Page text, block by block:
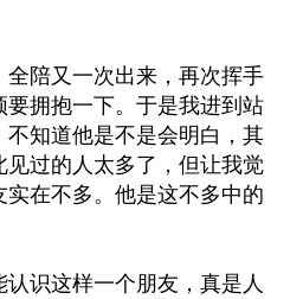
全陪又一次出来，再次挥手
拥抱一下。于是我进到站
不知道他是不是会明白，其
见过的人太多了，但让我觉
在不多。他是这不多中的
识这样一个朋友，真是人